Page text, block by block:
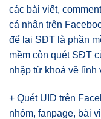
các bài viết,
cá nhân trên
để lại SĐT là phần
mềm còn quét SĐT
nhập từ khoá về lĩnh
+ Quét UID trên
nhóm, fanpage, bài